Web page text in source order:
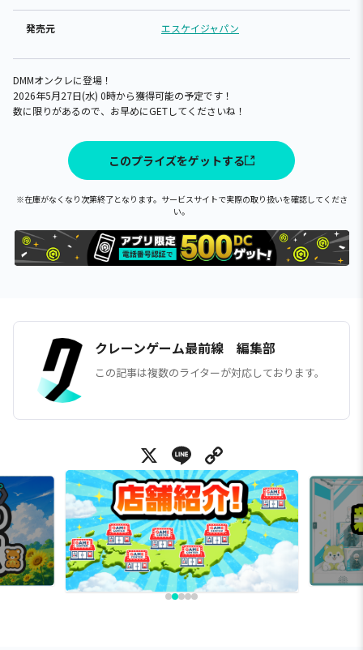
発売元 エスケイジャパン
DMMオンクレに登場！
2026年5月27日(水) 0時から獲得可能の予定です！
数に限りがあるので、お早めにGETしてくださいね！
このプライズをゲットする
※在庫がなくなり次第終了となります。サービスサイトで実際の取り扱いを確認してくださ
い。
クレーンゲーム最前線 編集部
この記事は複数のライターが対応しております。
X Line